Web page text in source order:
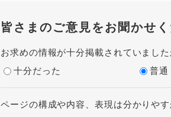
皆さまのご意見をお聞かせ
お求めの情報が十分掲載されていました
十分だった
普通
ページの構成や内容、表現は分かりや